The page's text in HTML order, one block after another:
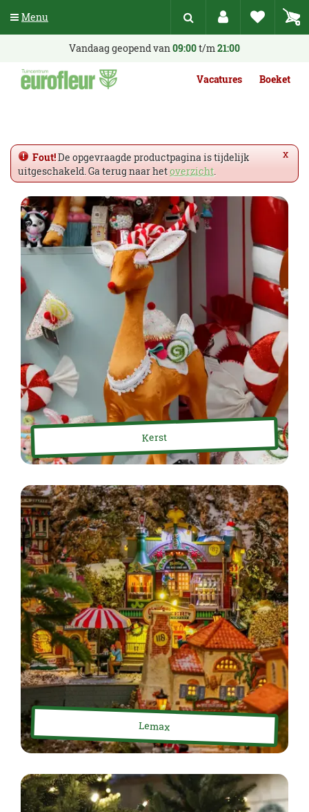
n
Vandaag geopend van09:00t/m21:00
Vacatures Boeket
x
Fout!De opgevraagde productpagina is tijdelijk
uitgeschakeld. Ga terug naar hetoverzicht.
Kerst
Lemax
Menu